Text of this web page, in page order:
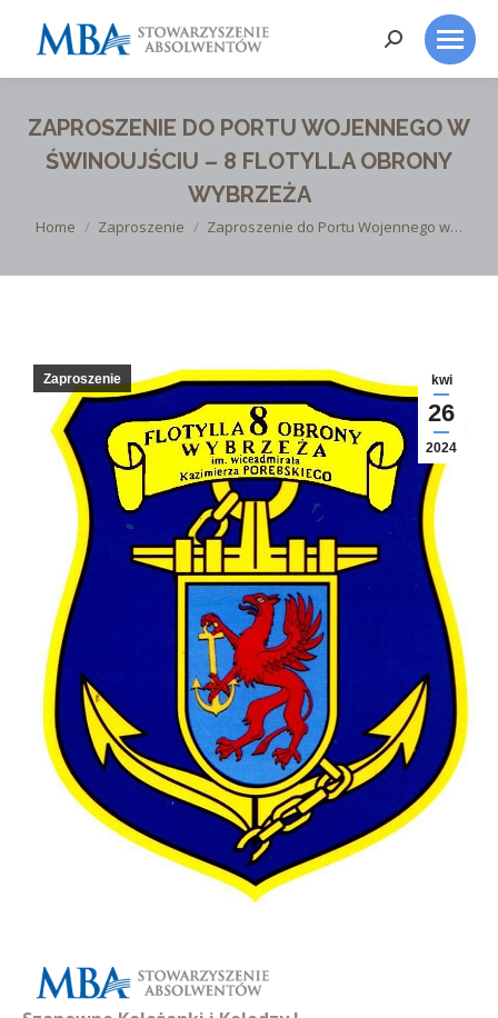
Search:
ZAPROSZENIE DO PORTU WOJENNEGO W
ŚWINOUJŚCIU – 8 FLOTYLLA OBRONY
WYBRZEŻA
You are here:
Home Zaproszenie Zaproszenie do Portu Wojennego w…
kwi
26
2024
Zaproszenie